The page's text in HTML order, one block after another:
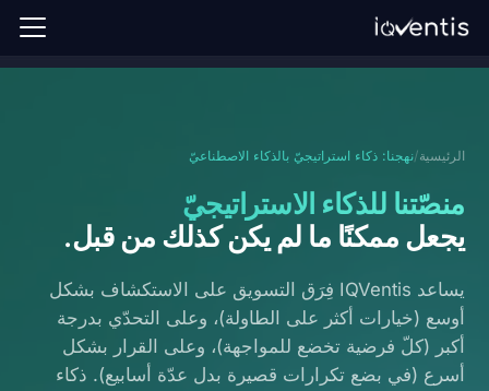
آراء
FAQ
تسجيل الدخول
ع
الرئيسية/نهجنا: ذكاء استراتيجيّ بالذكاء الاصطناعيّ
منصّتنا للذكاء الاستراتيجيّ
يجعل ممكنًا ما لم يكن كذلك من قبل.
يساعد IQVentis فِرَق التسويق على الاستكشاف بشكل
أوسع (خيارات أكثر على الطاولة)، وعلى التحدّي بدرجة
أكبر (كلّ فرضية تخضع للمواجهة)، وعلى القرار بشكل
أسرع (في بضع تكرارات قصيرة بدل عدّة أسابيع). ذكاء